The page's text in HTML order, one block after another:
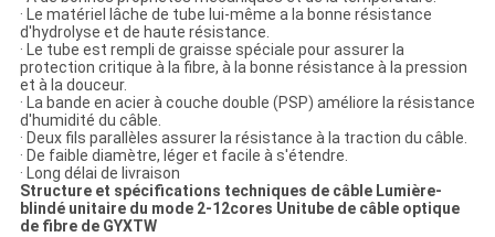
· Le matériel lâche de tube lui-même a la bonne résistance
d'hydrolyse et de haute résistance.
· Le tube est rempli de graisse spéciale pour assurer la
protection critique à la fibre, à la bonne résistance à la pression
et à la douceur.
· La bande en acier à couche double (PSP) améliore la résistance
d'humidité du câble.
· Deux fils parallèles assurer la résistance à la traction du câble.
· De faible diamètre, léger et facile à s'étendre.
· Long délai de livraison
Structure et spécifications techniques de câble Lumière-
blindé unitaire du mode 2-12cores Unitube de câble optique
de fibre de GYXTW